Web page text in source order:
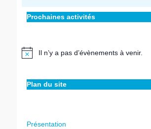
Prochaines activités
NoticeIl n’y a pas d’évènements à venir.
Plan du site
Présentation